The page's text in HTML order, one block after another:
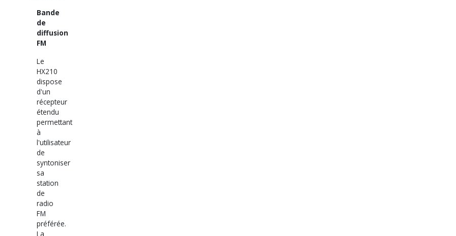
Bande
de
diffusion
FM
Le
HX210
dispose
d'un
récepteur
étendu
permettant
à
l'utilisateur
de
syntoniser
sa
station
de
radio
FM
préférée.
La